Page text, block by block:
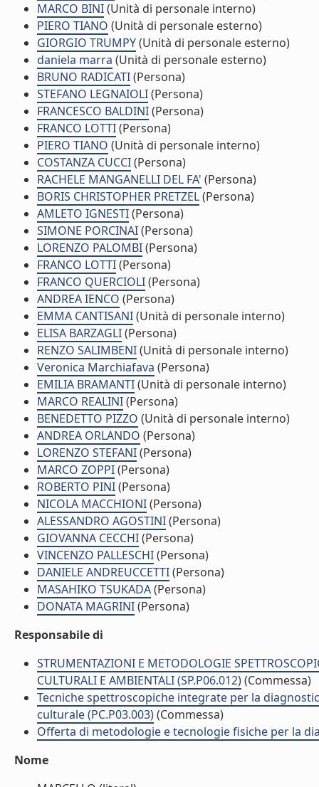
MARCO BINI(Unità di personale interno)
PIERO TIANO (Unità di personale esterno)
GIORGIO TRUMPY(Unità di personale esterno)
daniela marra (Unità di personale esterno)
BRUNO RADICATI(Persona)
STEFANO LEGNAIOLI(Persona)
FRANCESCO BALDINI(Persona)
FRANCO LOTTI(Persona)
PIERO TIANO (Unità di personale interno)
COSTANZA CUCCI(Persona)
RACHELE MANGANELLI DEL FA' (Persona)
BORIS CHRISTOPHER PRETZEL(Persona)
AMLETO IGNESTI(Persona)
SIMONE PORCINAI(Persona)
LORENZO PALOMBI(Persona)
FRANCO LOTTI(Persona)
FRANCO QUERCIOLI(Persona)
ANDREA IENCO (Persona)
EMMA CANTISANI(Unità di personale interno)
ELISA BARZAGLI(Persona)
RENZO SALIMBENI(Unità di personale interno)
Veronica Marchiafava (Persona)
EMILIA BRAMANTI(Unità di personale interno)
MARCO REALINI(Persona)
BENEDETTO PIZZO (Unità di personale interno)
ANDREA ORLANDO (Persona)
LORENZO STEFANI(Persona)
MARCO ZOPPI(Persona)
ROBERTO PINI(Persona)
NICOLA MACCHIONI(Persona)
ALESSANDRO AGOSTINI(Persona)
GIOVANNA CECCHI(Persona)
VINCENZO PALLESCHI(Persona)
DANIELE ANDREUCCETTI(Persona)
MASAHIKO TSUKADA(Persona)
DONATA MAGRINI(Persona)
Responsabile di
STRUMENTAZIONI E METODOLOGIE
CULTURALI E AMBIENTALI (SP.P06.012)(Commessa)
Tecniche spettroscopiche integrate per la
culturale (PC.P03.003)(Commessa)
Offerta di metodologie e tecnologie fisiche per la
Nome